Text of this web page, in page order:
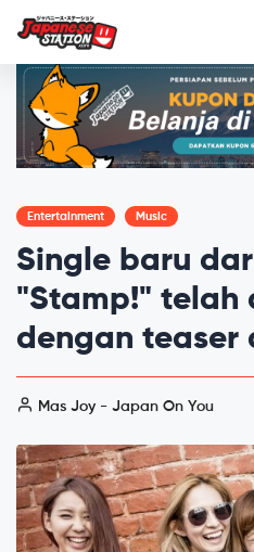
Entertainment Music
Single baru
"Stamp!" telah
dengan teaser
Mas Joy - Japan On You